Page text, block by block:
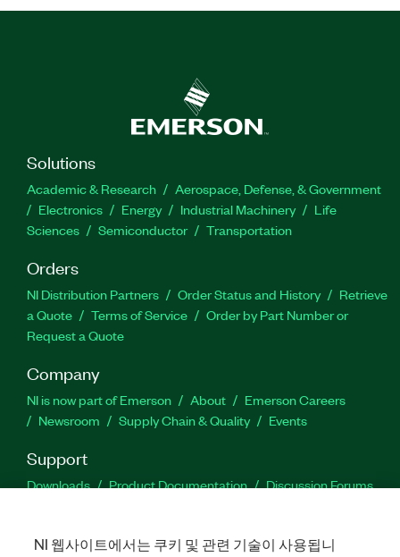
Solutions
Academic & Research
Aerospace, Defense, & Government
Electronics
Energy Industrial Machinery
Life
Sciences
Semiconductor Transportation
Orders
NI Distribution Partners Order Status and History
Retrieve
a Quote
Terms of Service
Order by Part Number or
Request a Quote
Company
NI is now part of Emerson About
Emerson Careers
Newsroom
Supply Chain & Quality Events
Support
Downloads Product Documentation
Discussion Forums
NI 웹사이트에서는 쿠키 및 관련 기술이 사용됩니